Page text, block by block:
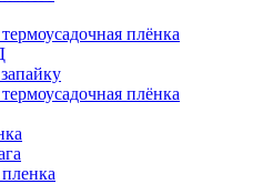
плёнка
плёнка